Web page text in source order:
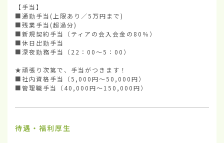
【手当】
■通勤手当(上限あり／5万円まで)
■残業手当(超過分)
■新規契約手当（ティアの会入会金の80％）
■休日出勤手当
■深夜勤務手当（22：00〜5：00）
★頑張り次第で、手当がつきます！
■社内資格手当（5,000円〜50,000円）
■管理職手当（40,000円〜150,000円）
待遇・福利厚生